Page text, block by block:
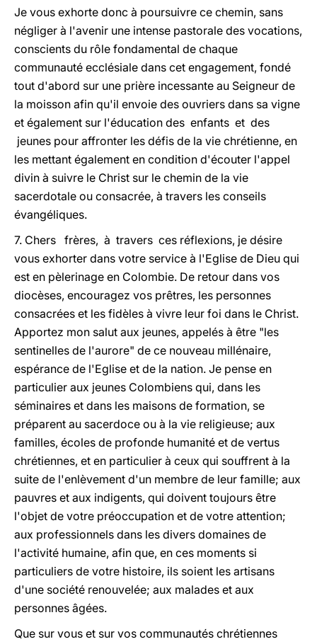
Je vous exhorte donc à poursuivre ce chemin, sans
négliger à l'avenir une intense pastorale des vocations,
conscients du rôle fondamental de chaque
communauté ecclésiale dans cet engagement, fondé
tout d'abord sur une prière incessante au Seigneur de
la moisson afin qu'il envoie des ouvriers dans sa vigne
et également sur l'éducation des enfants et des
jeunes pour affronter les défis de la vie chrétienne, en
les mettant également en condition d'écouter l'appel
divin à suivre le Christ sur le chemin de la vie
sacerdotale ou consacrée, à travers les conseils
évangéliques.
7. Chers frères, à travers ces réflexions, je désire
vous exhorter dans votre service à l'Eglise de Dieu qui
est en pèlerinage en Colombie. De retour dans vos
diocèses, encouragez vos prêtres, les personnes
consacrées et les fidèles à vivre leur foi dans le Christ.
Apportez mon salut aux jeunes, appelés à être "les
sentinelles de l'aurore" de ce nouveau millénaire,
espérance de l'Eglise et de la nation. Je pense en
particulier aux jeunes Colombiens qui, dans les
séminaires et dans les maisons de formation, se
préparent au sacerdoce ou à la vie religieuse; aux
familles, écoles de profonde humanité et de vertus
chrétiennes, et en particulier à ceux qui souffrent à la
suite de l'enlèvement d'un membre de leur famille; aux
pauvres et aux indigents, qui doivent toujours être
l'objet de votre préoccupation et de votre attention;
aux professionnels dans les divers domaines de
l'activité humaine, afin que, en ces moments si
particuliers de votre histoire, ils soient les artisans
d'une société renouvelée; aux malades et aux
personnes âgées.
Que sur vous et sur vos communautés chrétiennes